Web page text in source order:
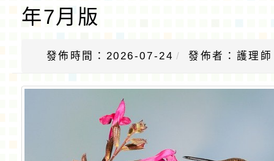
年7月版
發佈時間：2026-07-24 發佈者：護理師